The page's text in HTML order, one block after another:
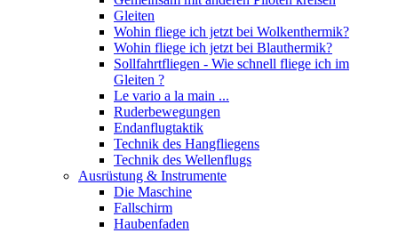
Gleiten
Wohin fliege ich jetzt bei Wolkenthermik?
Wohin fliege ich jetzt bei Blauthermik?
Sollfahrtfliegen - Wie schnell fliege ich im
Gleiten ?
Le vario a la main ...
Ruderbewegungen
Endanflugtaktik
Technik des Hangfliegens
Technik des Wellenflugs
Ausrüstung & Instrumente
Die Maschine
Fallschirm
Haubenfaden